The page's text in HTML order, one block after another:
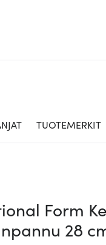
TUOTEMERKIT
Form
28